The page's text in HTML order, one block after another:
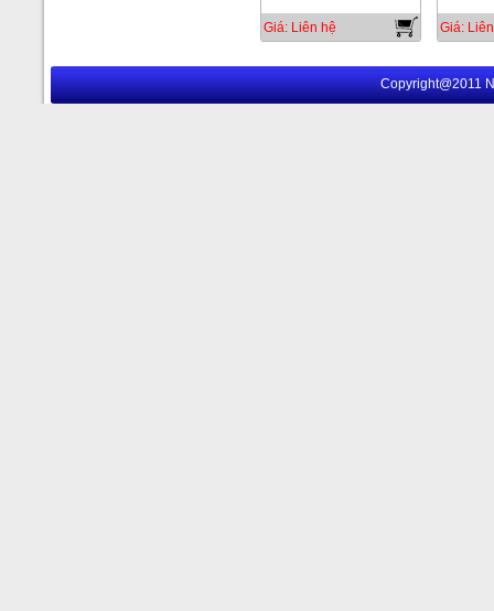
Giá: Liên hệ Giá:
Copyright@2011